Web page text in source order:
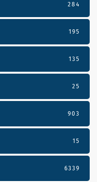
284
195
135
25
903
15
6339